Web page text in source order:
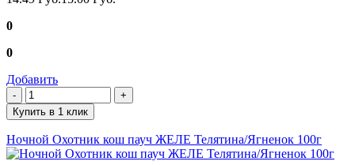
0
0
Добавить
Купить в 1 клик
Ночной Охотник кош пауч ЖЕЛЕ Телятина/Ягненок 100г